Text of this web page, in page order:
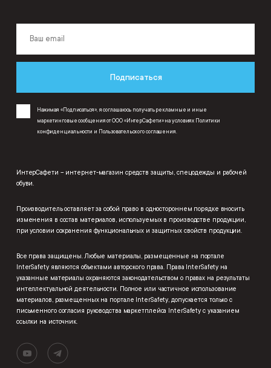
Подписаться
Нажимая «Подписаться», я соглашаюсь получать рекламные и иные
маркетинговые сообщения от ООО «ИнтерСафети» на условиях Политики
конфиденциальности и Пользовательского соглашения.
ИнтерСафети – интернет-магазин средств защиты, спецодежды и рабочей
обуви.
Производитель оставляет за собой право в одностороннем порядке вносить
изменения в состав материалов, используемых в производстве продукции,
при условии сохранения функциональных и защитных свойств продукции.
Все права защищены. Любые материалы, размещенные на портале
InterSafety являются объектами авторского права. Права InterSafety на
указанные материалы охраняются законодательством о правах на результаты
интеллектуальной деятельности. Полное или частичное использование
материалов, размещенных на портале InterSafety, допускается только с
письменного согласия руководства маркетплейса InterSafety с указанием
ссылки на источник.